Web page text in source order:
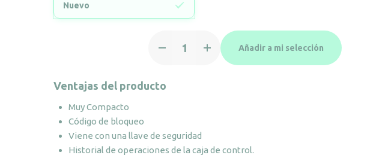
Nuevo
fuerte
hotel
cantidad
Añadir a mi selección
Ventajas del producto
Muy Compacto
Código de bloqueo
Viene con una llave de seguridad
Historial de operaciones de la caja de control.